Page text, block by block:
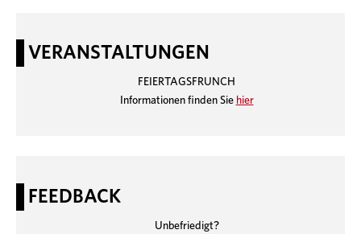
VERANSTALTUNGEN
FEIERTAGSFRUNCH
Informationen finden Sie hier
FEEDBACK
Unbefriedigt?